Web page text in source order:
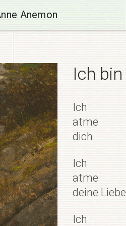
Anemon
Ich bin
Ich
atme
dich
Ich
atme
deine Liebe
Ich